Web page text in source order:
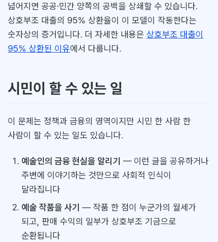
넓어지면 공공·민간 양쪽의 공백을 상쇄할 수 있습니다.
상호부조 대출의 95% 상환율이 이 모델이 작동한다는
숫자상의 증거입니다. 더 자세한 내용은 상호부조 대출이
95% 상환된 이유에서 다룹니다.
시민이 할 수 있는 일
이 문제는 정책과 금융의 영역이지만 시민 한 사람 한
사람이 할 수 있는 일도 있습니다.
예술인의 금융 현실을 알리기 — 이런 글을 공유하거나
주변에 이야기하는 것만으로 사회적 인식이
달라집니다
예술 작품을 사기 — 작품 한 점이 누군가의 월세가
되고, 판매 수익의 일부가 상호부조 기금으로
순환됩니다